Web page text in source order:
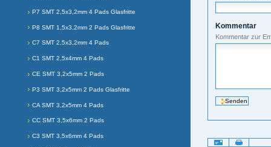
P7 SMT 2,5x3,2mm 4 Pads Glasfritte
P8 SMT 1,5x3,2mm 2 Pads Glasfritte
C7 SMT 2,5x3,2mm 4 Pads
C1 SMT 2,5x4mm 4 Pads
CE SMT 3,2x5mm 2 Pads
P3 SMT 3,2x5mm 2 Pads Glasfritte
CA SMT 3,2x5mm 4 Pads
CC SMT 3,5x6mm 2 Pads
C3 SMT 3,5x6mm 4 Pads
Kommentar
Kommentar zur
Artikelaktionen